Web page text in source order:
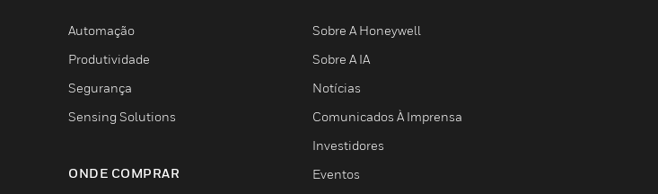
Automação
Produtividade
Segurança
Sensing Solutions
ONDE COMPRAR
Sobre A Honeywell
Sobre A IA
Notícias
Comunicados À Imprensa
Investidores
Eventos